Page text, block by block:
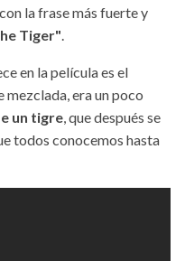
la frase más fuerte y
Tiger".
en la película es el
era un poco
un tigre, que después se
todos conocemos hasta